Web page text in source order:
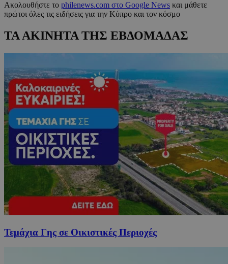
Ακολουθήστε το philenews.com στο Google News και μάθετε
πρώτοι όλες τις ειδήσεις για την Κύπρο και τον κόσμο
ΤΑ ΑΚΙΝΗΤΑ ΤΗΣ ΕΒΔΟΜΑΔΑΣ
Τεμάχια Γης σε Οικιστικές Περιοχές